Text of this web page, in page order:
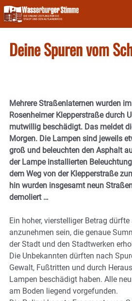
Skip
to
content
Deine Spuren vom
Mehrere Straßenlaternen wurden
Rosenheimer Klepperstraße durch
mutwillig beschädigt. Das meldet
Morgen. Die Lampen sind jeweils
groß und beleuchten den Asphalt
der Lampe installierten
dem Weg von der Klepperstraße
hin wurden insgesamt neun
demoliert …
Ein hoher, vierstelliger Betrag
anzunehmen sein, die genaue
der Stadt und den Stadtwerken
Die Unbekannten dürften nach
Gewalt, Fußtritten und durch
Lampen beschädigt haben. Alle
am Boden liegend vorgefunden.